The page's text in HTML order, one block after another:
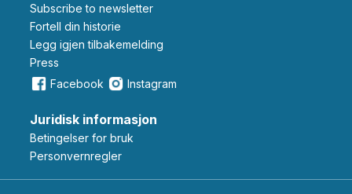
Subscribe to newsletter
Fortell din historie
Legg igjen tilbakemelding
Press
Facebook
Instagram
Juridisk informasjon
Betingelser for bruk
Personvernregler